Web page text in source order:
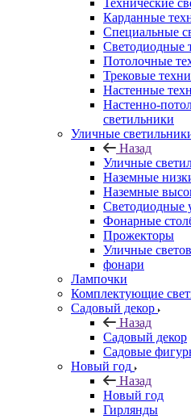
Технические
Карданные
Специальные
Светодиодные
Потолочные
Трековые
Настенные
Настенно-
светильники
Уличные
Назад
Уличные
Наземные
Наземные
Светодиодные
Фонарные
Прожекторы
Уличные
фонари
Лампочки
Комплектующие
Садовый декор
Назад
Садовый декор
Садовые
Новый год
Назад
Новый год
Гирлянды